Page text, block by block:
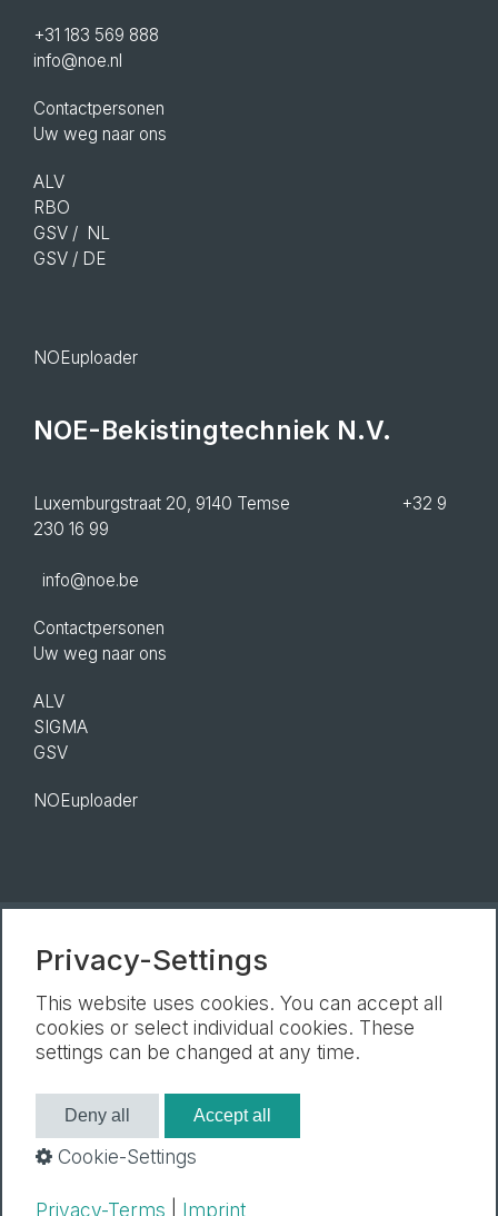
+31 183 569 888
info@noe.nl
Contactpersonen
Uw weg naar ons
ALV
RBO
GSV / NL
GSV / DE
NOEuploader
NOE-Bekistingtechniek N.V.
Luxemburgstraat 20, 9140 Temse +32 9
230 16 99
info@noe.be
Contactpersonen
Uw weg naar ons
ALV
SIGMA
GSV
NOEuploader
Nieuwsbrief Afdruk
Gegevensbescherming
Privacy-Settings
This website uses cookies. You can accept all
cookies or select individual cookies. These
settings can be changed at any time.
Deny all Accept all
Cookie-Settings
Privacy-Terms Imprint